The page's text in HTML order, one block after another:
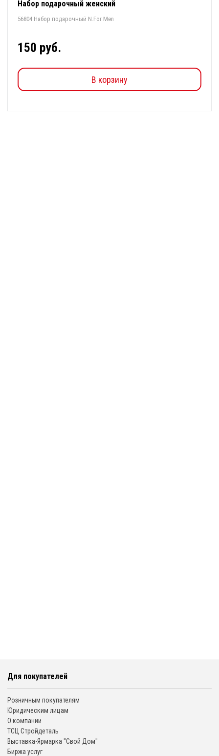
Набор подарочный женский
56804 Набор подарочный N.For Men
150 руб.
В корзину
Для покупателей
Розничным покупателям
Юридическим лицам
О компании
ТСЦ Стройдеталь
Выставка-Ярмарка "Свой Дом"
Биржа услуг